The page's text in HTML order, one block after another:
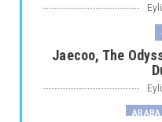
Jaecoo, The
ARABA